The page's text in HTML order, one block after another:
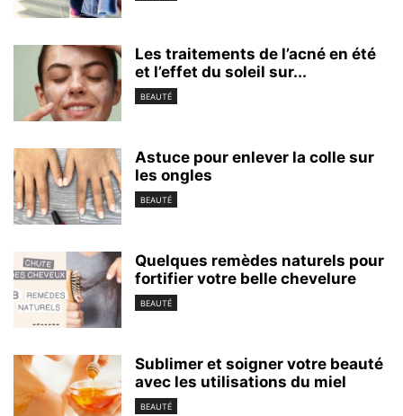
Les traitements de l’acné en été
et l’effet du soleil sur...
BEAUTÉ
Astuce pour enlever la colle sur
les ongles
BEAUTÉ
Quelques remèdes naturels pour
fortifier votre belle chevelure
BEAUTÉ
Sublimer et soigner votre beauté
avec les utilisations du miel
BEAUTÉ